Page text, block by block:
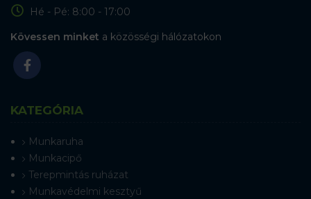
Hé - Pé: 8:00 - 17:00
Kövessen minket a közösségi hálózatokon
KATEGÓRIA
Munkaruha
Munkacipő
Terepmintás ruházat
Munkavédelmi kesztyű